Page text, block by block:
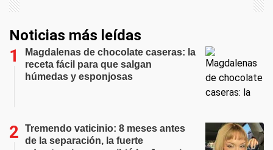
Noticias más leídas
Magdalenas de chocolate caseras: la
receta fácil para que salgan
húmedas y esponjosas
Tremendo vaticinio: 8 meses antes
de la separación, la fuerte